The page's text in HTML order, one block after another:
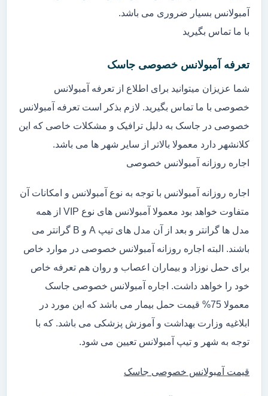
آمبولانس بسیار ضروری می باشد.
با ما تماس بگیرید
تعرفه آمبولانس خصوصی جاسک
شما عزیزان میتوانید برای اطلاع از تعرفه آمبولانس
خصوصی با ما تماس بگیرید. لازم بذکر است تعرفه آمبولانس
خصوصی در جاسک به دلیل ترافیک و مشکلات خاصی که این
کلانشهر دارد معمولا بالاتر از سایر شهر ها می باشد.
اجاره روزانه آمبولانس خصوصی
اجاره روزانه آمبولانس با توجه به نوع آمبولانس و امکانات آن
متفاوت خواهد بود معمولا آمبولانس های نوع VIP از همه
مدل ها گرانتر و بعد از آن مدل های تیپ A و B گرانتر می
باشند. البته اجاره روزانه آمبولانس خصوصی در موارد خاص
برای حمل نوزاد و بیماران اعصاب و روان هم تعرفه خاص
خود را خواهد داشت. اجاره آمبولانس خصوصی جاسک
معمولا 75% قیمت حمل بیمار می باشد که این مورد در
ابلاغیه وزارت بهداشت و آموزش پزشکی می باشد. که با
توجه به شهر و تیپ آمبولانس تعیین می شود.
قیمت آمبولانس خصوصی جاسک